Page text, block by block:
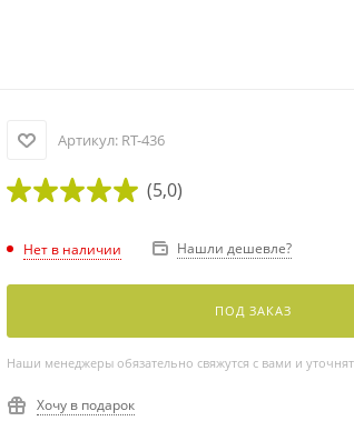
Артикул: RT-436
(5,0)
Нет в наличии Нашли дешевле?
ПОД ЗАКАЗ
Наши менеджеры обязательно свяжутся с вами и уточнят
Хочу в подарок